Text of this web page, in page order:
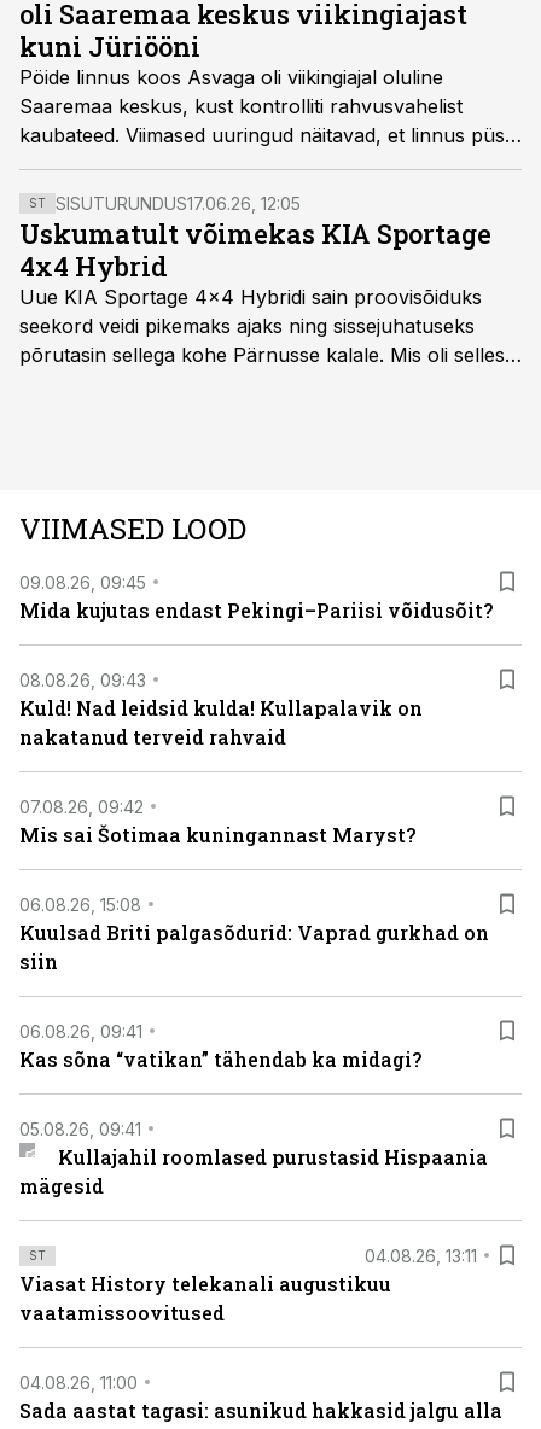
oli Saaremaa keskus viikingiajast
kuni Jüriööni
Pöide linnus koos Asvaga oli viikingiajal oluline
Saaremaa keskus, kust kontrolliti rahvusvahelist
kaubateed. Viimased uuringud näitavad, et linnus püsis
kasutuses Jüriöö ülestõsuni. Kas linnuse peremees
võis sellel ajal olla ka eesti soost ülikuperekond?
ST SISUTURUNDUS17.06.26, 12:05
Uskumatult võimekas KIA Sportage
4x4 Hybrid
Uue KIA Sportage 4x4 Hybridi sain proovisõiduks
seekord veidi pikemaks ajaks ning sissejuhatuseks
põrutasin sellega kohe Pärnusse kalale. Mis oli selles
VIIMASED LOOD
09.08.26, 09:45
Mida kujutas endast Pekingi–Pariisi võidusõit?
08.08.26, 09:43
Kuld! Nad leidsid kulda! Kullapalavik on
nakatanud terveid rahvaid
07.08.26, 09:42
Mis sai Šotimaa kuningannast Maryst?
06.08.26, 15:08
Kuulsad Briti palgasõdurid: Vaprad gurkhad on
siin
06.08.26, 09:41
Kas sõna “vatikan” tähendab ka midagi?
05.08.26, 09:41
Kullajahil roomlased purustasid Hispaania
mägesid
ST 04.08.26, 13:11
Viasat History telekanali augustikuu
vaatamissoovitused
04.08.26, 11:00
Sada aastat tagasi: asunikud hakkasid jalgu alla